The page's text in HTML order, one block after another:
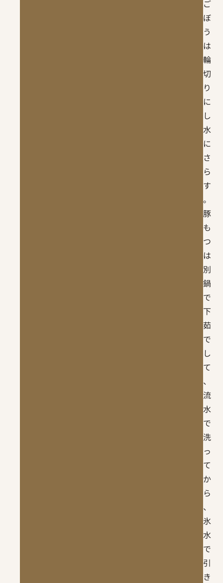
ご
ぼ
う
は
輪
切
り
に
し
水
に
さ
ら
す
。
豚
も
つ
は
別
鍋
で
下
茹
で
し
て
、
流
水
で
洗
っ
て
か
ら
、
氷
水
で
引
き